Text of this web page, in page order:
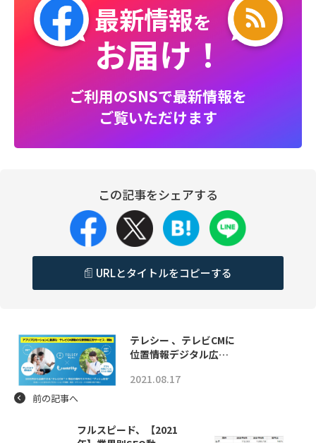
最新情報を
お届け！
ご利用のSNSで最新情報を
ご覧いただけます
この記事をシェアする
URLとタイトルをコピーする
テレシー 、テレビCMに
位置情報デジタル広…
2021.08.17
前の記事へ
フルスピード、【2021